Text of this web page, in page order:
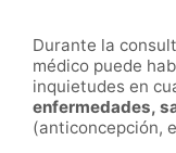
Durante la
médico puede
inquietudes en
enfermedades,
(anticoncepción,